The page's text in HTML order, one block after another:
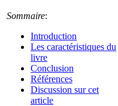
Sommaire:
Introduction
Les caractéristiques du
livre
Conclusion
Références
Discussion sur cet
article